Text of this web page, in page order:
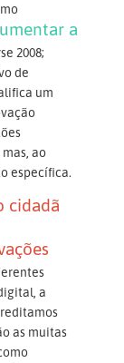
a
2008;
de
um
ao
específica.
cidadã
a
as muitas